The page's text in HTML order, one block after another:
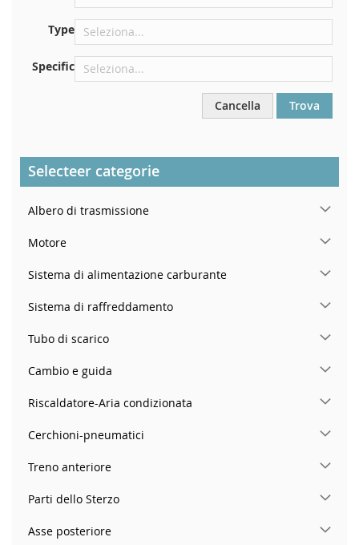
Nel montante della portiera posteriore destra
Type
Specific
Cancella Trova
Selecteer categorie
Albero di trasmissione
Motore
Sistema di alimentazione carburante
Sistema di raffreddamento
Tubo di scarico
Cambio e guida
Riscaldatore-Aria condizionata
Cerchioni-pneumatici
Treno anteriore
Parti dello Sterzo
Asse posteriore